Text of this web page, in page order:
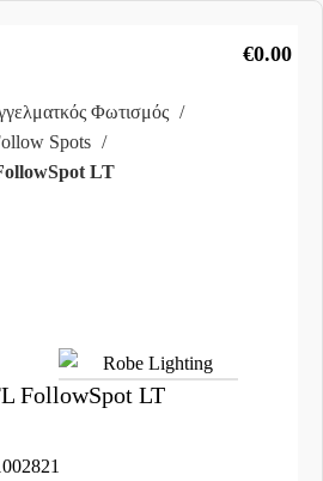
€0.00
Φωτισμός
Spots
LT
FollowSpot LT